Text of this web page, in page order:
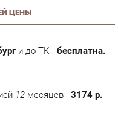
и до ТК -бесплатна.